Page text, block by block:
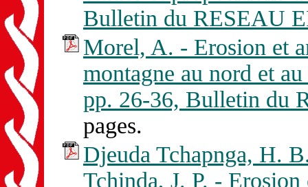
Bulletin du RESEAU
Morel, A. - Erosion et
montagne au nord et
pp. 26-36, Bulletin du
pages.
Djeuda Tchapnga, H.
Tchinda, J. P. - Erosion